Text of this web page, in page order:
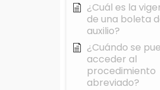
¿Cuál es la
de una boleta
auxilio?
¿Cuándo se
acceder al
procedimiento
abreviado?